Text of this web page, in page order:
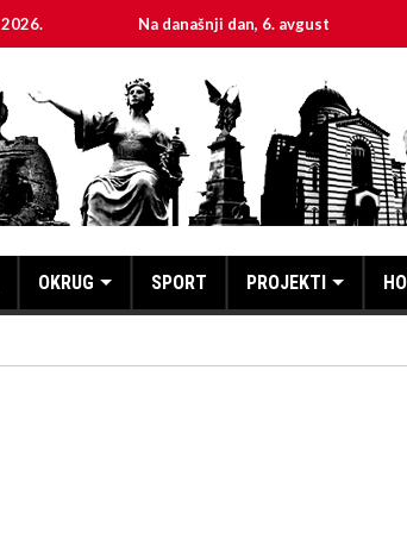
Na današnji dan, 6. avgust
OKRUG SPORT PROJEKTI